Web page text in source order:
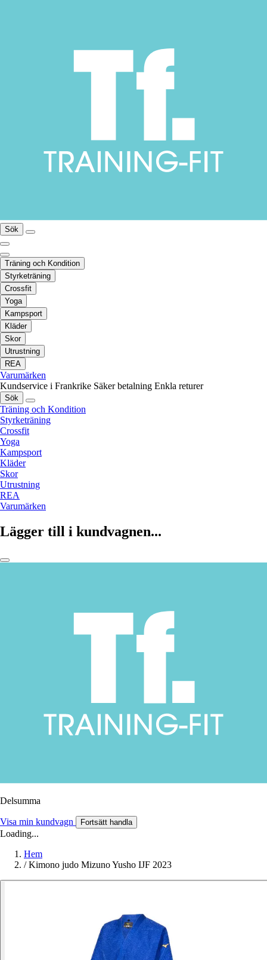
Sök
Träning och Kondition
Styrketräning
Crossfit
Yoga
Kampsport
Kläder
Skor
Utrustning
REA
Varumärken
Kundservice i Frankrike Säker betalning Enkla returer
Sök
Träning och Kondition
Styrketräning
Crossfit
Yoga
Kampsport
Kläder
Skor
Utrustning
REA
Varumärken
Lägger till i kundvagnen...
Delsumma
Visa min kundvagn Fortsätt handla
Loading...
Hem
/ Kimono judo Mizuno Yusho IJF 2023